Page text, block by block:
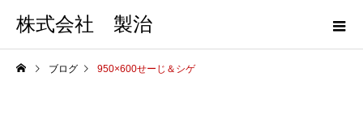
株式会社 製治
ブログ 950×600せーじ＆シゲ